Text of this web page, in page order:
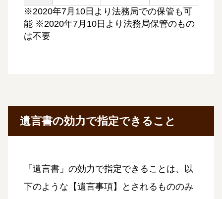
※2020年7月10日より法務局での保管も可
能 ※2020年7月10日より法務局保管のもの
は不要
遺言書の効力で指定できること
「遺言書」の効力で指定できることは、以
下のような【遺言事項】とされるもののみ